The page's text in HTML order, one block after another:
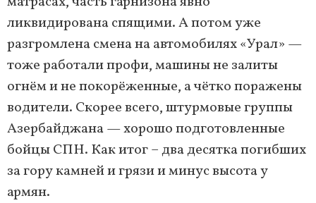
ликвидирована спящими. А потом уже
разгромлена смена на автомобилях «Урал» —
тоже работали профи, машины не залиты
огнём и не покорёженные, а чётко поражены
водители. Скорее всего, штурмовые группы
Азербайджана — хорошо подготовленные
бойцы СПН. Как итог – два десятка погибших
за гору камней и грязи и минус высота у
армян.